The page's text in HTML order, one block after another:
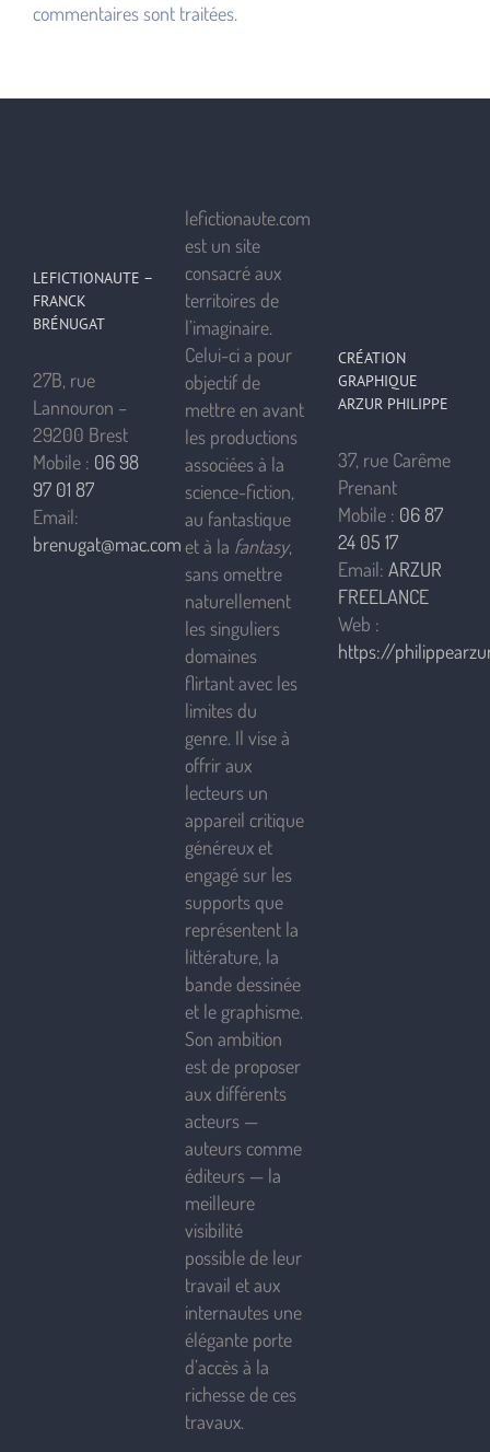
commentaires sont traitées.
LEFICTIONAUTE –
FRANCK
BRÉNUGAT
27B, rue
Lannouron –
29200 Brest
Mobile : 06 98
97 01 87
Email:
brenugat@mac.com
lefictionaute.com
est un site
consacré aux
territoires de
l’imaginaire.
Celui-ci a pour
objectif de
mettre en avant
les productions
associées à la
science-fiction,
au fantastique
et à la fantasy,
sans omettre
naturellement
les singuliers
domaines
flirtant avec les
limites du
genre. Il vise à
offrir aux
lecteurs un
appareil critique
généreux et
engagé sur les
supports que
représentent la
littérature, la
bande dessinée
et le graphisme.
Son ambition
est de proposer
aux différents
acteurs —
auteurs comme
éditeurs — la
meilleure
visibilité
possible de leur
travail et aux
internautes une
élégante porte
d’accès à la
richesse de ces
travaux.
CRÉATION
GRAPHIQUE
ARZUR PHILIPPE
37, rue Carême
Prenant
Mobile : 06 87
24 05 17
Email: ARZUR
FREELANCE
Web :
https://